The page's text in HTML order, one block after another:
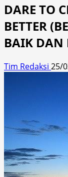
DARE TO
BETTER
BAIK DAN
Tim Redaksi 25/